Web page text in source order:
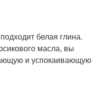
белая глина.
масла, вы
и успокаивающую